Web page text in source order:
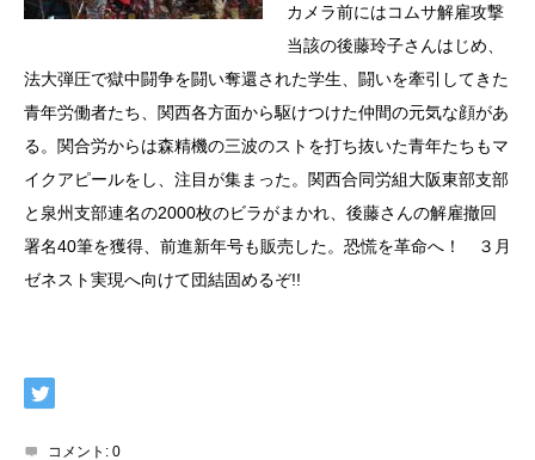
カメラ前にはコムサ解雇攻撃
当該の後藤玲子さんはじめ、
法大弾圧で獄中闘争を闘い奪還された学生、闘いを牽引してきた
青年労働者たち、関西各方面から駆けつけた仲間の元気な顔があ
る。関合労からは森精機の三波のストを打ち抜いた青年たちもマ
イクアピールをし、注目が集まった。関西合同労組大阪東部支部
と泉州支部連名の2000枚のビラがまかれ、後藤さんの解雇撤回
署名40筆を獲得、前進新年号も販売した。恐慌を革命へ！ ３月
ゼネスト実現へ向けて団結固めるぞ!!
コメント: 0